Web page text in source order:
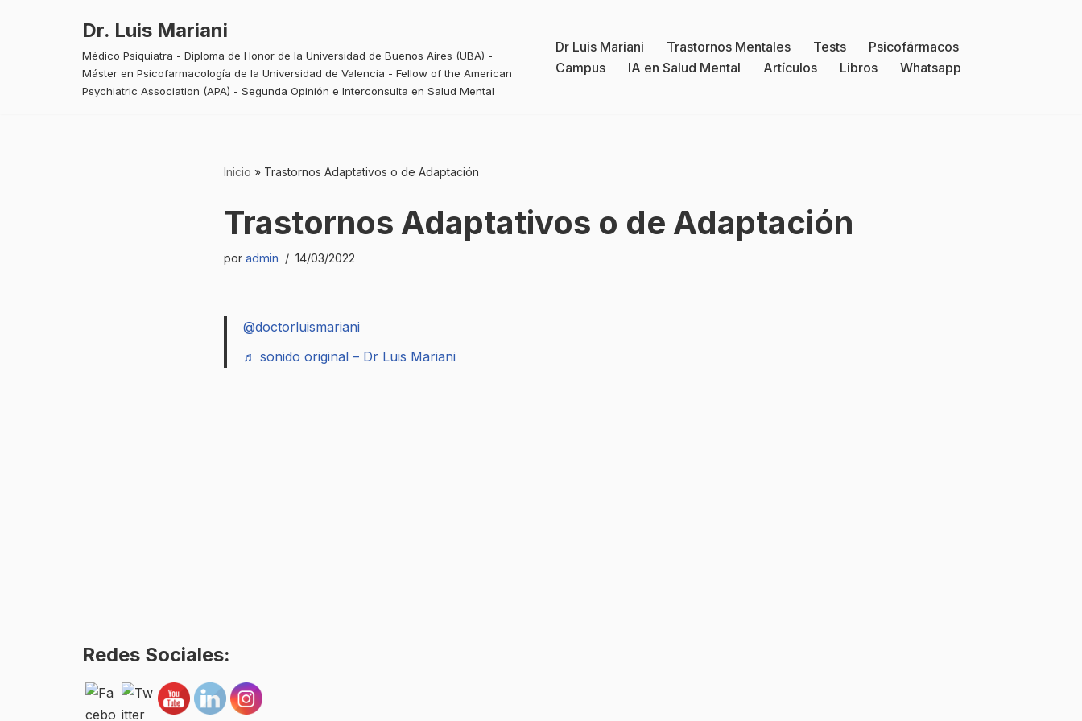
Dr. Luis Mariani
Médico Psiquiatra - Diploma de Honor de la Universidad de Buenos Aires (UBA) -
Máster en Psicofarmacología de la Universidad de Valencia - Fellow of the American
Psychiatric Association (APA) - Segunda Opinión e Interconsulta en Salud Mental
Dr Luis Mariani Trastornos Mentales Tests
Psicofármacos
Campus
IA en Salud Mental Artículos Libros Whatsapp
Inicio » Trastornos Adaptativos o de Adaptación
Trastornos Adaptativos o de Adaptación
por admin 14/03/2022
@doctorluismariani
♬ sonido original – Dr Luis Mariani
Redes Sociales: